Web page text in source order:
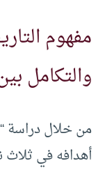
مفهوم
والتكامل
من خلال دراسة
أهدافه في ثلاث